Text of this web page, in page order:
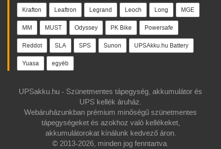
Krafton Leaftron Legrand Leoch Long MGE
MM MUST Odyssey PK Bike Powersafe
Reddot SLA SPS Sunon UPSAkku.hu Battery
Yuasa egyéb
UPSakku.hu - Szünetmentes tápegység, akkumulátor és
UPS kellék áruház.
Webáruházunkban prémium minőségű szünetmentes
tápegységeket és azokhoz való kellékeket,
akkumulátorokat kínálunk kedvező áron.
© 2013-2026, minden jog fenntartva.